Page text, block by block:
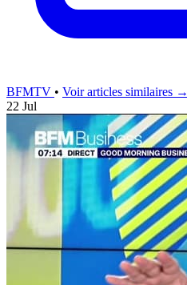
BFMTV • Voir articles similaires →
22 Jul